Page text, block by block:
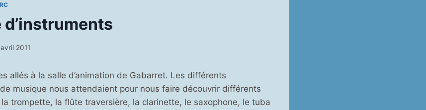
2011
allés à la salle d’animation de Gabarret. Les différents
de musique nous attendaient pour nous faire découvrir différents
trompette, la flûte traversière, la clarinette, le saxophone, le tuba